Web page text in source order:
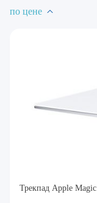
по цене
Трекпад Apple